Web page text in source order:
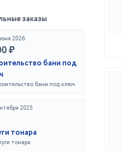
заказы
2026
₽
бани под
бани под ключ
2025
тонара
тонара